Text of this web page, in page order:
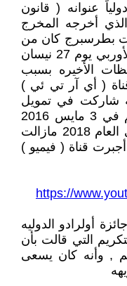
عنوانه ( قانون
أخرجه المخرج
بطرسبرج كان من
المقرر عرضه في جلسة البرلمان الأوربي يوم 27 نيسان
الأخيره بسبب
قناة ( أي آر تي ئي )
شاركت في تمويل
إنتاج الفيلم فقد ألغت عرض الفيلم في 3 مايس 2016
لنفس التهديدات . وحتى وصولنا الى العام 2018 مازالت
قناة ( فيميو )
https://
جائزة أولرادو الدوليه
التي قالت بأن
, وأنه كان يسعى